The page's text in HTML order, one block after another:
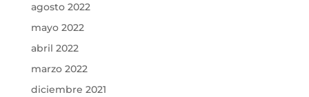
agosto 2022
mayo 2022
abril 2022
marzo 2022
diciembre 2021